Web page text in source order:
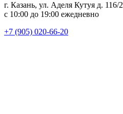
г. Казань, ул. Аделя Кутуя д. 116/2
с 10:00 до 19:00 ежедневно
+7 (905) 020-66-20